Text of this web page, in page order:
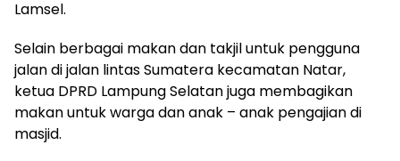
Lamsel.
Selain berbagai makan dan takjil untuk pengguna
jalan di jalan lintas Sumatera kecamatan Natar,
ketua DPRD Lampung Selatan juga membagikan
makan untuk warga dan anak – anak pengajian di
masjid.